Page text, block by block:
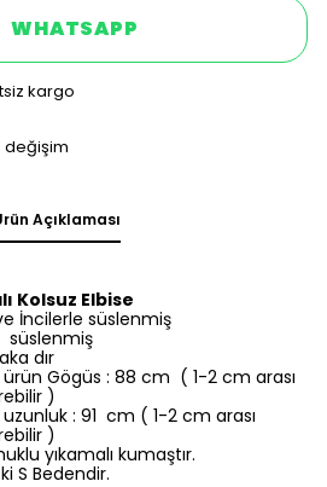
WHATSAPP
kargo
değişim
Açıklaması
Kolsuz Elbise
İncilerle süslenmiş
süslenmiş
dır
Gögüs : 88 cm ( 1-2 cm arası
)
: 91 cm ( 1-2 cm arası
)
yıkamalı kumaştır.
S Bedendir.